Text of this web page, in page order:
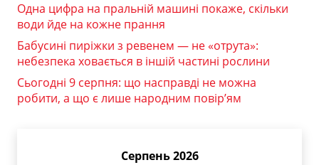
Одна цифра на пральній машині покаже, скільки
води йде на кожне прання
Бабусині пиріжки з ревенем — не «отрута»:
небезпека ховається в іншій частині рослини
Сьогодні 9 серпня: що насправді не можна
робити, а що є лише народним повір’ям
Серпень 2026